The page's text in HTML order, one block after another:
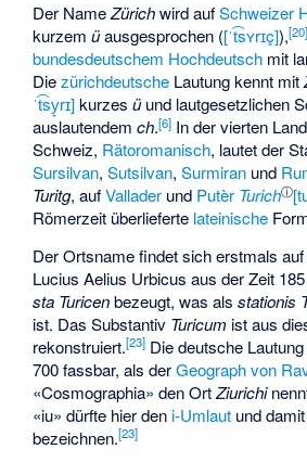
Der NameZürichwird aufSchweizer
kurzemüausgesprochen ([ˈt͡sʏrɪç]),[20
bundesdeutschem Hochdeutsch mit
Diezürichdeutsche Lautung kennt mit
ˈt͡sy̞rɪ]kurzesüund lautgesetzlichen
auslautendemch.[6] In der vierten
Schweiz, Rätoromanisch, lautet der
Sursilvan,Sutsilvan,Surmiran und
Turitg, aufVallader und Putèr Turichⓘ
Römerzeit überlieferte lateinische
Der Ortsname findet sich erstmals
Lucius Aelius Urbicus aus der Zeit
sta Turicenbezeugt, was alsstationis
ist. Das Substantiv Turicum ist aus
rekonstruiert.[23] Die deutsche
700 fassbar, als derGeograph von
«Cosmographia» den OrtZiurichi
«iu» dürfte hier den i-Umlaut und
bezeichnen.[23]